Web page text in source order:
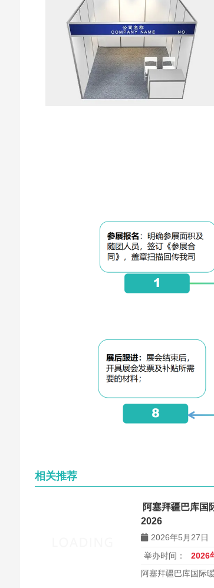
相关推荐
阿塞拜疆巴库
2026
2026年5月27日
举办时间：
2026
阿塞拜疆巴库国际